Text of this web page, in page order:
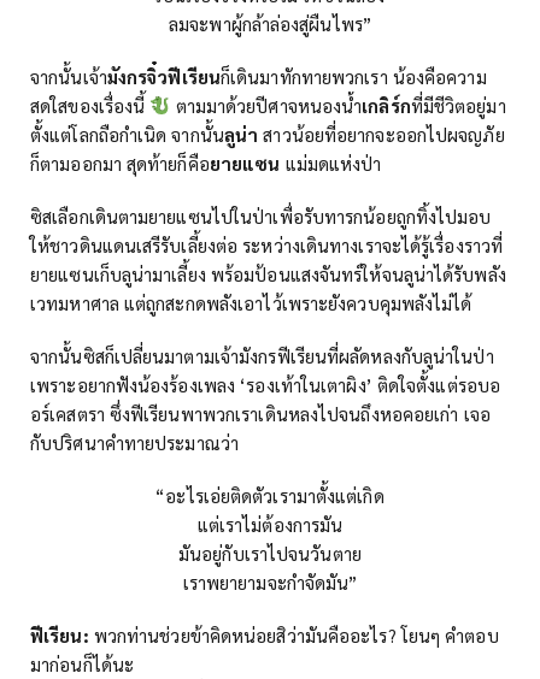
ลมจะพาผู้กล้าล่องสู่ผืนไพร”
จากนั้นเจ้ามังกรจิ๋วฟีเรียนก็เดินมาทักทายพวกเรา น้องคือความ
สดใสของเรื่องนี้
ตามมาด้วยปีศาจหนองน้ำเกลิร์กที่มีชีวิตอยู่มา
ตั้งแต่โลกถือกำเนิด จากนั้นลูน่าสาวน้อยที่อยากจะออกไปผจญภัย
ก็ตามออกมา สุดท้ายก็คือยายแซน แม่มดแห่งป่า
ซิสเลือกเดินตามยายแซนไปในป่าเพื่อรับทารกน้อยถูกทิ้งไปมอบ
ให้ชาวดินแดนเสรีรับเลี้ยงต่อ ระหว่างเดินทางเราจะได้รู้เรื่องราวที่
ยายแซนเก็บลูน่ามาเลี้ยง พร้อมป้อนแสงจันทร์ให้จนลูน่าได้รับพลัง
เวทมหาศาล แต่ถูกสะกดพลังเอาไว้เพราะยังควบคุมพลังไม่ได้
จากนั้นซิสก็เปลี่ยนมาตามเจ้ามังกรฟีเรียนที่ผลัดหลงกับลูน่าในป่า
เพราะอยากฟังน้องร้องเพลง ‘รองเท้าในเตาผิง’ ติดใจตั้งแต่รอบอ
อร์เคสตรา ซึ่งฟีเรียนพาพวกเราเดินหลงไปจนถึงหอคอยเก่า เจอ
กับปริศนาคำทายประมาณว่า
“อะไรเอ่ยติดตัวเรามาตั้งแต่เกิด
แต่เราไม่ต้องการมัน
มันอยู่กับเราไปจนวันตาย
เราพยายามจะกำจัดมัน”
ฟีเรียน: พวกท่านช่วยข้าคิดหน่อยสิว่ามันคืออะไร? โยนๆ คำตอบ
มาก่อนก็ได้นะ